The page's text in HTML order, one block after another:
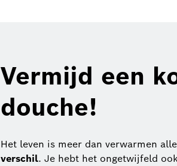
Vermijd een
douche!
Het leven is meer dan verwarmen
verschil. Je hebt het ongetwijfeld